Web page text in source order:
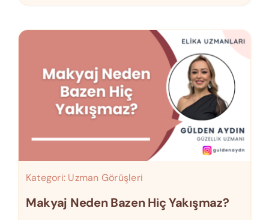
Kategori: Uzman Görüşleri
Makyaj Neden Bazen Hiç Yakışmaz?